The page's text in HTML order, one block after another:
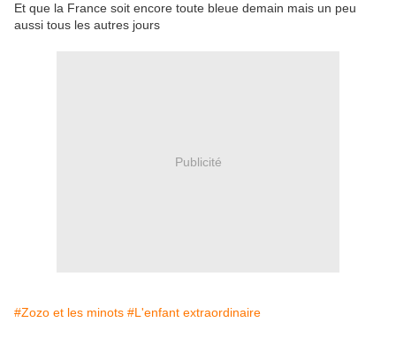
Et que la France soit encore toute bleue demain mais un peu
aussi tous les autres jours
Publicité
#Zozo et les minots #L'enfant extraordinaire